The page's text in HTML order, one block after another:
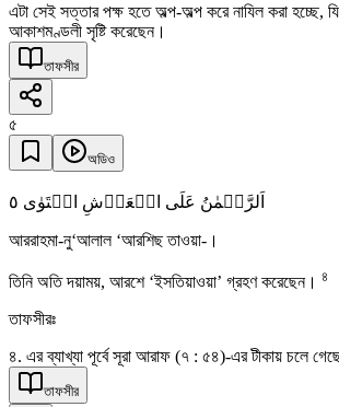
এটা সেই সত্তার পক্ষ হতে অল্প-অল্প করে নাযিল করা হচ্ছে,
আকাশমণ্ডলী সৃষ্টি করেছেন।
তাফসীর
৫
অডিও
اَلرَّحۡمٰنُ عَلَی الۡعَرۡشِ اسۡتَوٰی ٥
আররাহমা-নু‘আলাল ‘আরশিছ তাওয়া-।
তিনি অতি দয়াময়, আরশে ‘ইসতিয়াওয়া’ গ্রহণ করেছেন। ৪
তাফসীরঃ
৪. এর ব্যাখ্যা পূর্বে সূরা আরাফ (৭ : ৫৪)-এর টীকায় চলে
তাফসীর